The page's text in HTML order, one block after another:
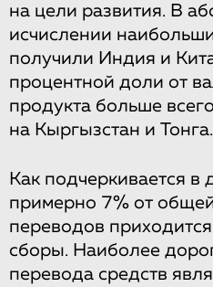
на цели развития. В
исчислении
получили Индия и
процентной доли от
продукта больше
на Кыргызстан и Тонга.
Как подчеркивается
примерно 7% от
переводов
сборы. Наиболее
перевода средств